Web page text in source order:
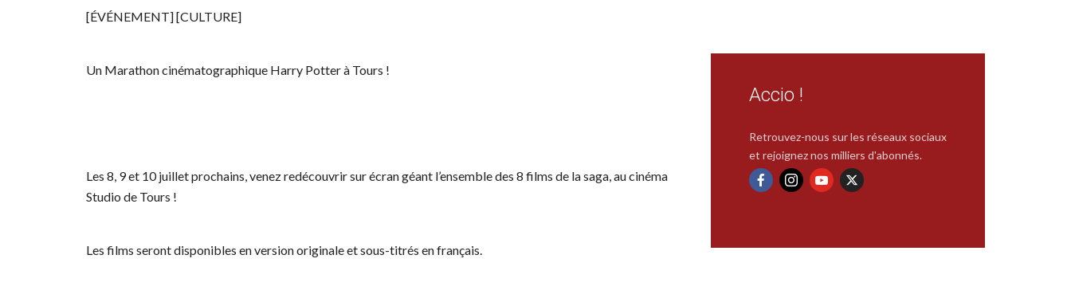
[ÉVÉNEMENT] [CULTURE]
Un Marathon cinématographique Harry Potter à Tours !
Les 8, 9 et 10 juillet prochains, venez redécouvrir sur écran géant l’ensemble des 8 films de la saga, au cinéma
Studio de Tours !
Les films seront disponibles en version originale et sous-titrés en français.
Accio !
Retrouvez-nous sur les réseaux sociaux
et rejoignez nos milliers d'abonnés.